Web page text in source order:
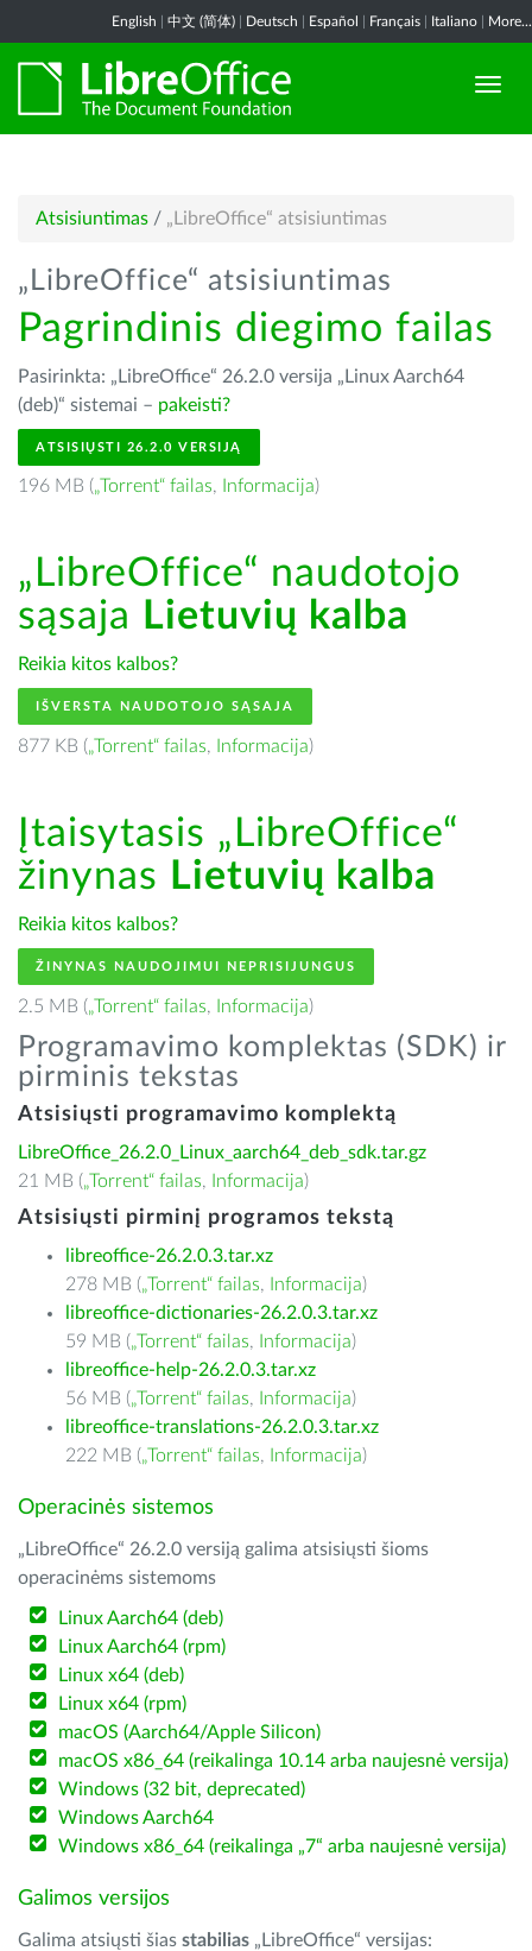
English 中文 (简体) Deutsch Español Français Italiano More...
Atsisiuntimas / „LibreOffice“ atsisiuntimas
„LibreOffice“ atsisiuntimas
Pagrindinis diegimo failas
Pasirinkta: „LibreOffice“ 26.2.0 versija „Linux Aarch64
(deb)“ sistemai – pakeisti?
ATSISIŲSTI 26.2.0 VERSIJĄ
196 MB („Torrent“ failas, Informacija)
„LibreOffice“ naudotojo
sąsaja Lietuvių kalba
Reikia kitos kalbos?
IŠVERSTA NAUDOTOJO SĄSAJA
877 KB („Torrent“ failas, Informacija)
Įtaisytasis „LibreOffice“
žinynas Lietuvių kalba
Reikia kitos kalbos?
ŽINYNAS NAUDOJIMUI NEPRISIJUNGUS
2.5 MB („Torrent“ failas, Informacija)
Programavimo komplektas (SDK) ir
pirminis tekstas
Atsisiųsti programavimo komplektą
LibreOffice_26.2.0_Linux_aarch64_deb_sdk.tar.gz
21 MB („Torrent“ failas, Informacija)
Atsisiųsti pirminį programos tekstą
libreoffice-26.2.0.3.tar.xz
278 MB („Torrent“ failas, Informacija)
libreoffice-dictionaries-26.2.0.3.tar.xz
59 MB („Torrent“ failas, Informacija)
libreoffice-help-26.2.0.3.tar.xz
56 MB („Torrent“ failas, Informacija)
libreoffice-translations-26.2.0.3.tar.xz
222 MB („Torrent“ failas, Informacija)
Operacinės sistemos
„LibreOffice“ 26.2.0 versiją galima atsisiųsti šioms
operacinėms sistemoms
Linux Aarch64 (deb)
Linux Aarch64 (rpm)
Linux x64 (deb)
Linux x64 (rpm)
macOS (Aarch64/Apple Silicon)
macOS x86_64 (reikalinga 10.14 arba naujesnė versija)
Windows (32 bit, deprecated)
Windows Aarch64
Windows x86_64 (reikalinga „7“ arba naujesnė versija)
Galimos versijos
Galima atsiųsti šias stabilias „LibreOffice“ versijas: